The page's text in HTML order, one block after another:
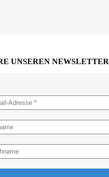
UNSEREN NEWSLETTER